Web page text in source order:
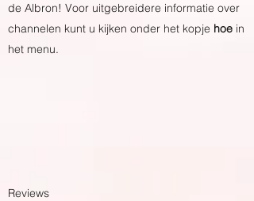
de Albron! Voor uitgebreidere informatie over
channelen kunt u kijken onder het kopje hoe in
het menu.
Reviews